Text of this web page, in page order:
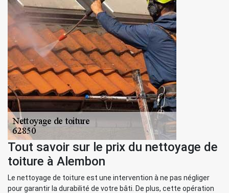
Tout savoir sur le prix du nettoyage de
toiture à Alembon
Le nettoyage de toiture est une intervention à ne pas négliger
pour garantir la durabilité de votre bâti. De plus, cette opération